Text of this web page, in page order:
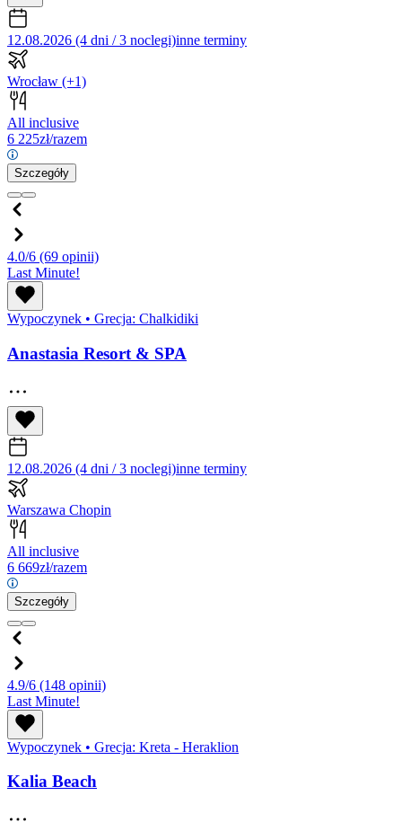
12.08.2026 (4 dni / 3 noclegi)inne terminy
Wrocław (+1)
All inclusive
6 225zł/razem
Szczegóły
4.0/6 (69 opinii)
Last Minute!
Wypoczynek • Grecja: Chalkidiki
Anastasia Resort & SPA
12.08.2026 (4 dni / 3 noclegi)inne terminy
Warszawa Chopin
All inclusive
6 669zł/razem
Szczegóły
4.9/6 (148 opinii)
Last Minute!
Wypoczynek • Grecja: Kreta - Heraklion
Kalia Beach